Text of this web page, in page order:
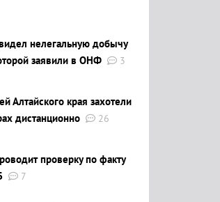
нелегальную добычу
заявили в ОНФ
3
Алтайского края захотели
дистанционно
26
проверку по факту
7